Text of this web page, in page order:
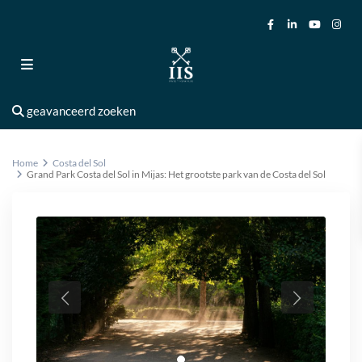
geavanceerd zoeken
Home
Costa del Sol
Grand Park Costa del Sol in Mijas: Het grootste park van de Costa del Sol